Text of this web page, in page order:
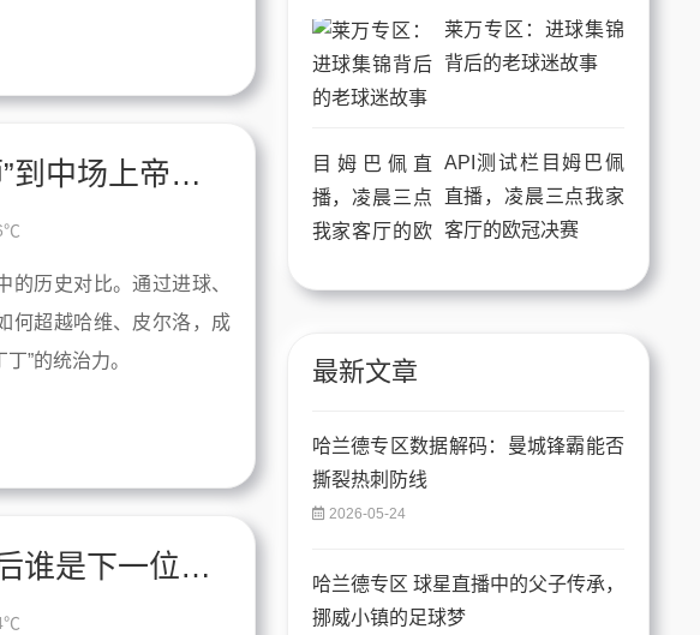
德布劳内专区：从“喂饼大师”到中场上帝，历史对比中的直播奇观
历史对比。通过进球、
何超越哈维、皮尔洛，成
”的统治力。
球星排名全面解读：梅罗之后谁是下一位足坛主宰者
莱万专区：进球集锦
背后的老球迷故事
API测试栏目姆巴佩
直播，凌晨三点我家
客厅的欧冠决赛
最新文章
哈兰德专区数据解码：曼城锋霸能否
撕裂热刺防线
2026-05-24
哈兰德专区 球星直播中的父子传承，
挪威小镇的足球梦